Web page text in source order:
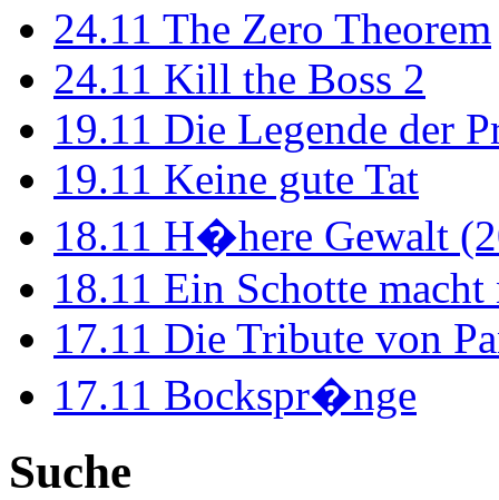
24.11 The Zero Theorem
24.11 Kill the Boss 2
19.11 Die Legende der
19.11 Keine gute Tat
18.11 H�here Gewalt
18.11 Ein Schotte
17.11 Die Tribute von
17.11 Bockspr�nge
Suche